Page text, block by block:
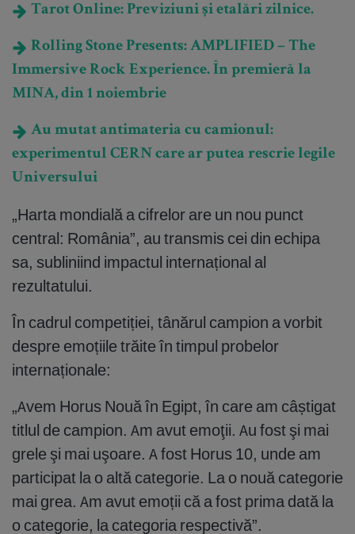
Tarot Online: Previziuni și etalări zilnice.
Rolling Stone Presents: AMPLIFIED – The
Immersive Rock Experience. În premieră la
MINA, din 1 noiembrie
Au mutat antimateria cu camionul:
experimentul CERN care ar putea rescrie legile
Universului
„Harta mondială a cifrelor are un nou punct
central: România”, au transmis cei din echipa
sa, subliniind impactul internațional al
rezultatului.
În cadrul competiției, tânărul campion a vorbit
despre emoțiile trăite în timpul probelor
internaționale:
„Avem Horus Nouă în Egipt, în care am câștigat
titlul de campion. Am avut emoţii. Au fost şi mai
grele şi mai uşoare. A fost Horus 10, unde am
participat la o altă categorie. La o nouă categorie
mai grea. Am avut emoții că a fost prima dată la
o categorie, la categoria respectivă”.